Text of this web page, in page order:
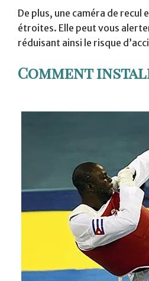
De plus, une caméra de
étroites. Elle peut vous
réduisant ainsi le risque
Comment